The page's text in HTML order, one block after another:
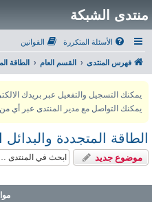
منتدى الشبكة
الأسئلة المتكررة القوانين
فهرس المنتدى القسم العام الطاقة
يمكنك التواصل مع مدير المنتدى عبر أي
الطاقة المتجددة والبدائل
موضوع جديد